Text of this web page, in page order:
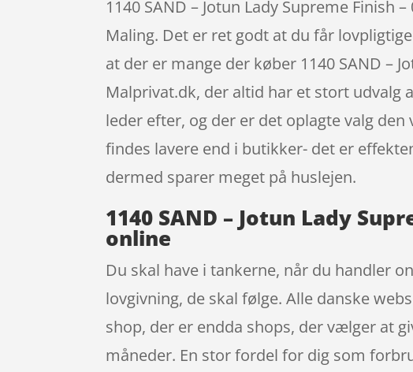
1140 SAND – Jotun Lady Supreme
Maling. Det er ret godt at du får
at der er mange der køber 1140 SAND –
Malprivat.dk, der altid har et stort udvalg
leder efter, og der er det oplagte valg
findes lavere end i butikker- det er
dermed sparer meget på huslejen.
1140 SAND – Jotun Lady
online
Du skal have i tankerne, når du handler
lovgivning, de skal følge. Alle danske
shop, der er endda shops, der vælger at
måneder. En stor fordel for dig som